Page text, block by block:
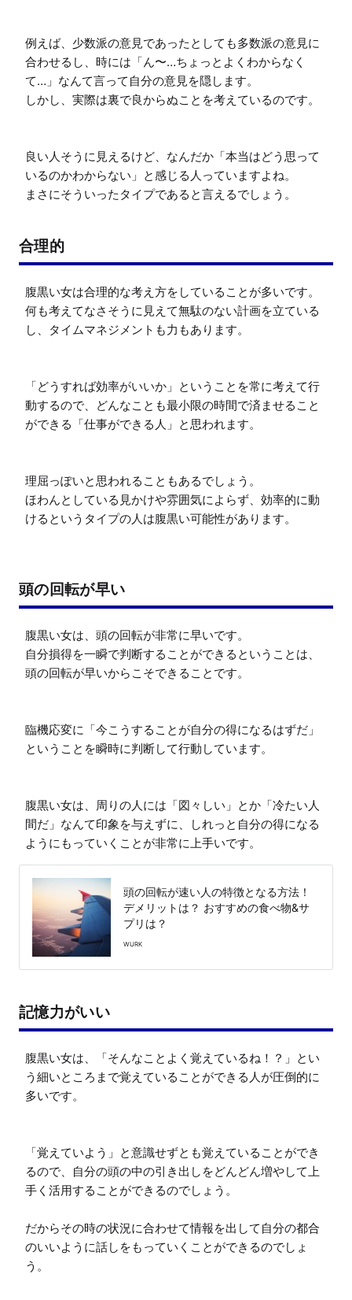
例えば、少数派の意見であったとしても多数派の意見に
合わせるし、時には「ん〜…ちょっとよくわからなく
て…」なんて言って自分の意見を隠します。
しかし、実際は裏で良からぬことを考えているのです。
良い人そうに見えるけど、なんだか「本当はどう思って
いるのかわからない」と感じる人っていますよね。
まさにそういったタイプであると言えるでしょう。
合理的
腹黒い女は合理的な考え方をしていることが多いです。
何も考えてなさそうに見えて無駄のない計画を立ている
し、タイムマネジメントも力もあります。
「どうすれば効率がいいか」ということを常に考えて行
動するので、どんなことも最小限の時間で済ませること
ができる「仕事ができる人」と思われます。
理屈っぽいと思われることもあるでしょう。
ほわんとしている見かけや雰囲気によらず、効率的に動
けるというタイプの人は腹黒い可能性があります。
頭の回転が早い
腹黒い女は、頭の回転が非常に早いです。
自分損得を一瞬で判断することができるということは、
頭の回転が早いからこそできることです。
臨機応変に「今こうすることが自分の得になるはずだ」
ということを瞬時に判断して行動しています。
腹黒い女は、周りの人には「図々しい」とか「冷たい人
間だ」なんて印象を与えずに、しれっと自分の得になる
ようにもっていくことが非常に上手いです。
頭の回転が速い人の特徴となる方法！
デメリットは？ おすすめの食べ物&サ
プリは？
WURK
記憶力がいい
腹黒い女は、「そんなことよく覚えているね！？」とい
う細いところまで覚えていることができる人が圧倒的に
多いです。
「覚えていよう」と意識せずとも覚えていることができ
るので、自分の頭の中の引き出しをどんどん増やして上
手く活用することができるのでしょう。
だからその時の状況に合わせて情報を出して自分の都合
のいいように話しをもっていくことができるのでしょ
う。